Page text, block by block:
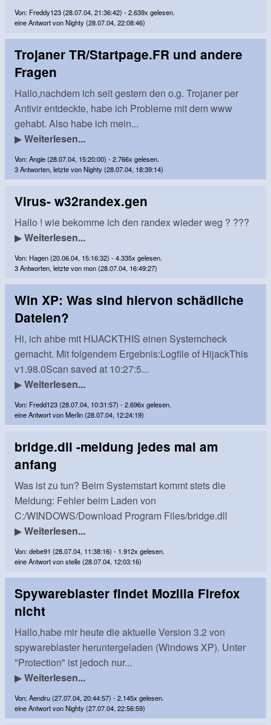
Von: Freddy123 (28.07.04, 21:36:42) - 2.639x gelesen.
eine Antwort von Nighty (28.07.04, 22:08:46)
Trojaner TR/Startpage.FR und andere
Fragen
Hallo,nachdem ich seit gestern den o.g. Trojaner per
Antivir entdeckte, habe ich Probleme mit dem www
gehabt. Also habe ich mein...
▶Weiterlesen...
Von: Angie (28.07.04, 15:20:00) - 2.766x gelesen.
3 Antworten, letzte von Nighty (28.07.04, 18:39:14)
Virus- w32randex.gen
Hallo ! wie bekomme ich den randex wieder weg ? ???
▶Weiterlesen...
Von: Hagen (20.06.04, 15:16:32) - 4.335x gelesen.
3 Antworten, letzte von mon (28.07.04, 16:49:27)
Win XP: Was sind hiervon schädliche
Dateien?
Hi, ich ahbe mit HIJACKTHIS einen Systemcheck
gemacht. Mit folgendem Ergebnis:Logfile of HijackThis
v1.98.0Scan saved at 10:27:5...
▶Weiterlesen...
Von: Fredd123 (28.07.04, 10:31:57) - 2.696x gelesen.
eine Antwort von Merlin (28.07.04, 12:24:19)
bridge.dll -meldung jedes mal am
anfang
Was ist zu tun? Beim Systemstart kommt stets die
Meldung: Fehler beim Laden von
C:/WINDOWS/Download Program Files/bridge.dll
▶Weiterlesen...
Von: debe91 (28.07.04, 11:38:16) - 1.912x gelesen.
eine Antwort von stelle (28.07.04, 12:03:16)
Spywareblaster findet Mozilla Firefox
nicht
Hallo,habe mir heute die aktuelle Version 3.2 von
spywareblaster heruntergeladen (Windows XP). Unter
"Protection" ist jedoch nur...
▶Weiterlesen...
Von: Aendru (27.07.04, 20:44:57) - 2.145x gelesen.
eine Antwort von Nighty (27.07.04, 22:56:59)